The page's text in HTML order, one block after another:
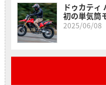
ドゥカティ
初の単気筒
2025/06/08